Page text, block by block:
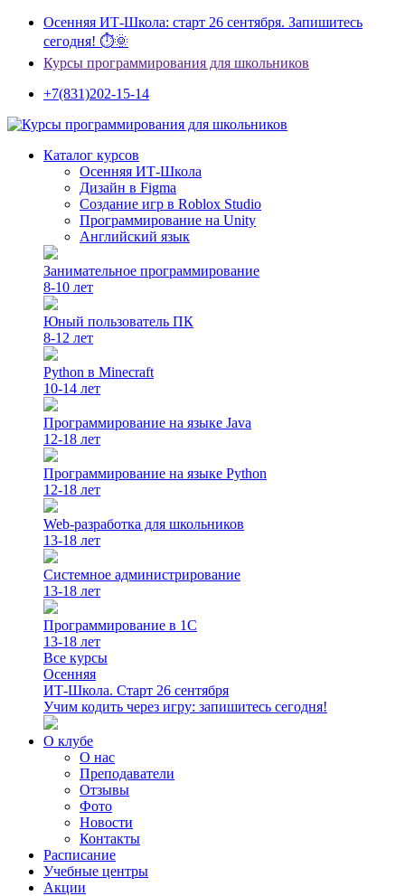
Осенняя ИТ-Школа: старт 26 сентября. Запишитесь
сегодня! ⏱🌞
Курсы программирования для школьников
+7(831)202-15-14
Каталог курсов
Осенняя ИТ-Школа
Дизайн в Figma
Создание игр в Roblox Studio
Программирование на Unity
Английский язык
Занимательное программирование
8-10 лет
Юный пользователь ПК
8-12 лет
Python в Minecraft
10-14 лет
Программирование на языке Java
12-18 лет
Программирование на языке Python
12-18 лет
Web-разработка для школьников
13-18 лет
Системное администрирование
13-18 лет
Программирование в 1С
13-18 лет
Все курсы
Осенняя
ИТ-Школа. Старт 26 сентября
Учим кодить через игру: запишитесь сегодня!
О клубе
О нас
Преподаватели
Отзывы
Фото
Новости
Контакты
Расписание
Учебные центры
Акции